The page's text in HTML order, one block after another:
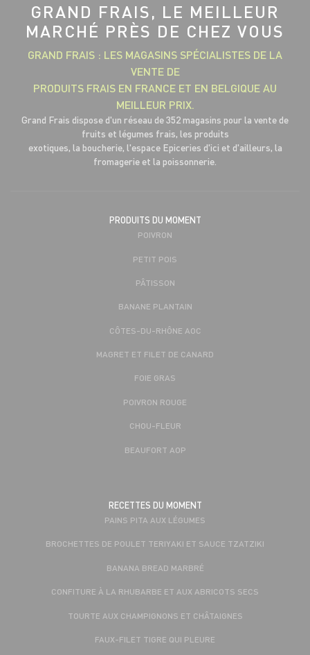
GRAND FRAIS, LE MEILLEUR
MARCHÉ PRÈS DE CHEZ VOUS
GRAND FRAIS : LES MAGASINS SPÉCIALISTES DE LA
VENTE DE
PRODUITS FRAIS EN FRANCE ET EN BELGIQUE AU
MEILLEUR PRIX.
Grand Frais dispose d'un réseau de 352 magasins pour la vente de
fruits et légumes frais, les produits
exotiques, la boucherie, l'espace Epiceries d'ici et d'ailleurs, la
fromagerie et la poissonnerie.
PRODUITS DU MOMENT
POIVRON
PETIT POIS
PÂTISSON
BANANE PLANTAIN
CÔTES-DU-RHÔNE AOC
MAGRET ET FILET DE CANARD
FOIE GRAS
POIVRON ROUGE
CHOU-FLEUR
BEAUFORT AOP
RECETTES DU MOMENT
PAINS PITA AUX LÉGUMES
BROCHETTES DE POULET TERIYAKI ET SAUCE TZATZIKI
BANANA BREAD MARBRÉ
CONFITURE À LA RHUBARBE ET AUX ABRICOTS SECS
TOURTE AUX CHAMPIGNONS ET CHÂTAIGNES
FAUX-FILET TIGRE QUI PLEURE